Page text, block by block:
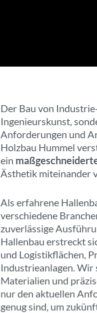
Der Bau von
Ingenieurskunst,
Anforderungen und
Holzbau Hummel
ein
Ästhetik miteinander
Als erfahrene
verschiedene
zuverlässige
Hallenbau erstreckt
und Logistikflächen,
Industrieanlagen. Wir
Materialien und
nur den aktuellen
genug sind, um